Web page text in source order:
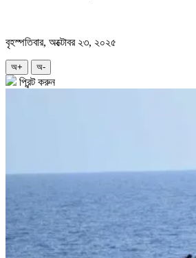
বৃহস্পতিবার, অক্টোবর ২৩, ২০২৫
অ+ অ-
প্রিন্ট করুন